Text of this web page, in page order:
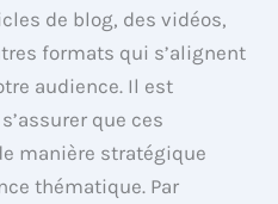
de blog, des vidéos,
formats qui s’alignent
audience. Il est
que ces
manière stratégique
thématique. Par